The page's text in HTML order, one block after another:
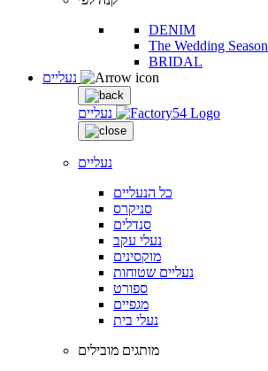
DENIM
The Wedding Season
BRIDAL
נעליים
נעליים
כל הנעליים
סניקרס
סנדלים
נעלי עקב
מוקסינים
נעליים שטוחות
ספורט
מגפיים
נעלי בית
מותגים מובילים